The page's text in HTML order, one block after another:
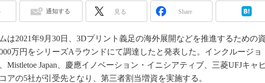
EdgeTech+
日本ものづくりワールド
AUTOMOTIVE WORLD
産業オープンネット展
ISO26262
3Dプリンタ
デジタルツインとCAE
S＆OP
通知する 見る Share
は2021年9月30日、3Dプリント義足の海外展開などを推進するための
万円をシリーズAラウンドにて調達したと発表した。インクルージョ
Mistletoe Japan、慶應イノベーション・イニシアティブ、三菱UFJキャ
アの5社が引受先となり、第三者割当増資を実施する。